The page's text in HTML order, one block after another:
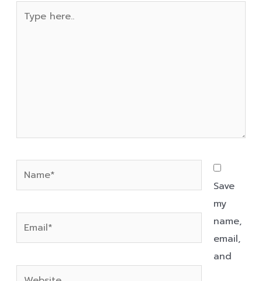
Type
here..
Name*
Email*
Website
Save
my
name,
email,
and